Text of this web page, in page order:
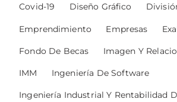
Covid-19 Diseño Gráfico
Emprendimiento Empresas
Fondo De Becas Imagen Y
IMM Ingeniería De Software
Ingeniería Industrial Y Rentabilidad